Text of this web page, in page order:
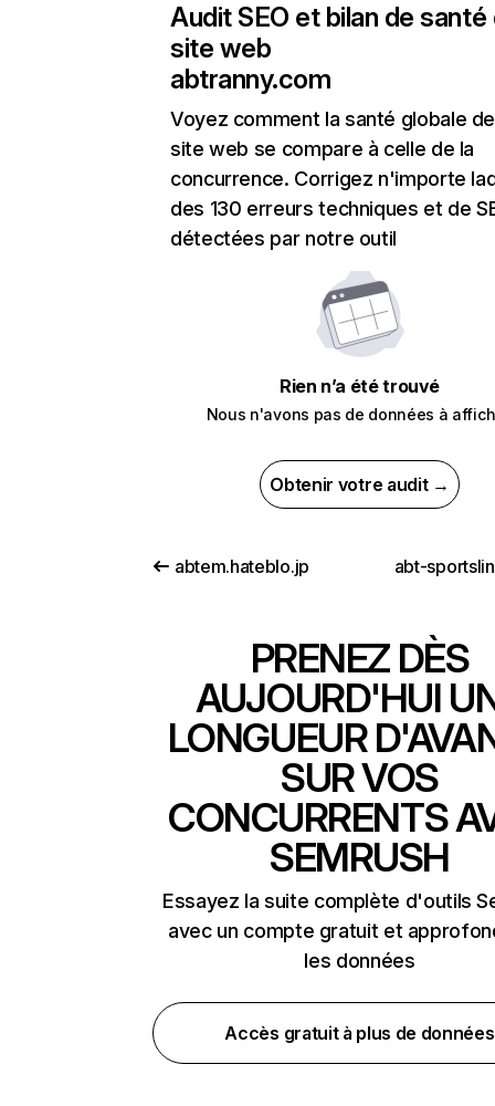
Audit SEO et bilan de santé
site web
abtranny.com
Voyez comment la santé globale
site web se compare à celle de la
concurrence. Corrigez n'importe
des 130 erreurs techniques et de
détectées par notre outil
Rien n’a été trouvé
Nous n'avons pas de données à
Obtenir votre audit →
abtem.hateblo.jp abt-
PRENEZ DÈS
AUJOURD'HUI
LONGUEUR
SUR VOS
CONCURRENTS
SEMRUSH
Essayez la suite complète d'outils
avec un compte gratuit et
les données
Accès gratuit à plus de données